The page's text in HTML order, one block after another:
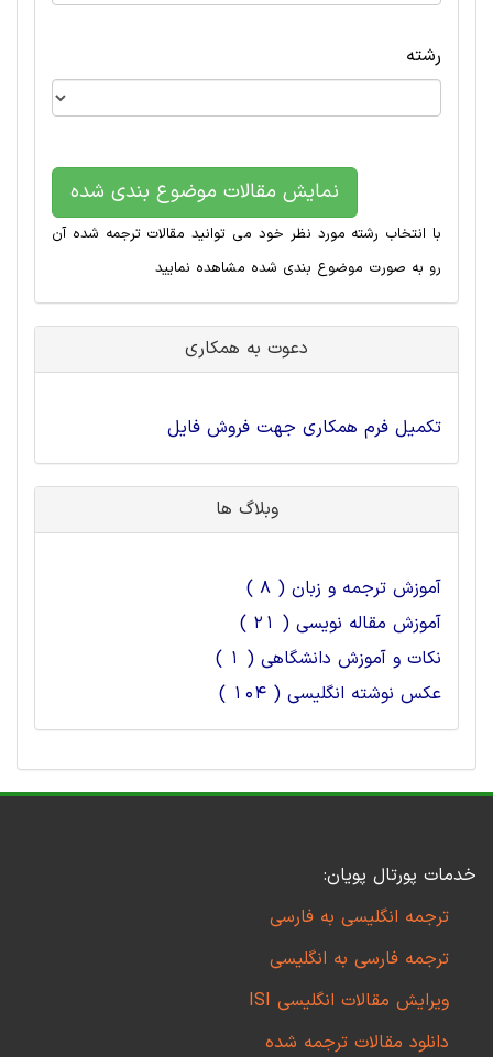
رشته
نمایش مقالات موضوع بندی شده
با انتخاب رشته مورد نظر خود می توانید مقالات ترجمه شده آن
رو به صورت موضوع بندی شده مشاهده نمایید
دعوت به همکاری
تکمیل فرم همکاری جهت فروش فایل
وبلاگ ها
آموزش ترجمه و زبان ( 8 )
آموزش مقاله نویسی ( 21 )
نکات و آموزش دانشگاهی ( 1 )
عکس نوشته انگلیسی ( 104 )
خدمات پورتال پویان:
ترجمه انگلیسی به فارسی
ترجمه فارسی به انگلیسی
ویرایش مقالات انگلیسی ISI
دانلود مقالات ترجمه شده